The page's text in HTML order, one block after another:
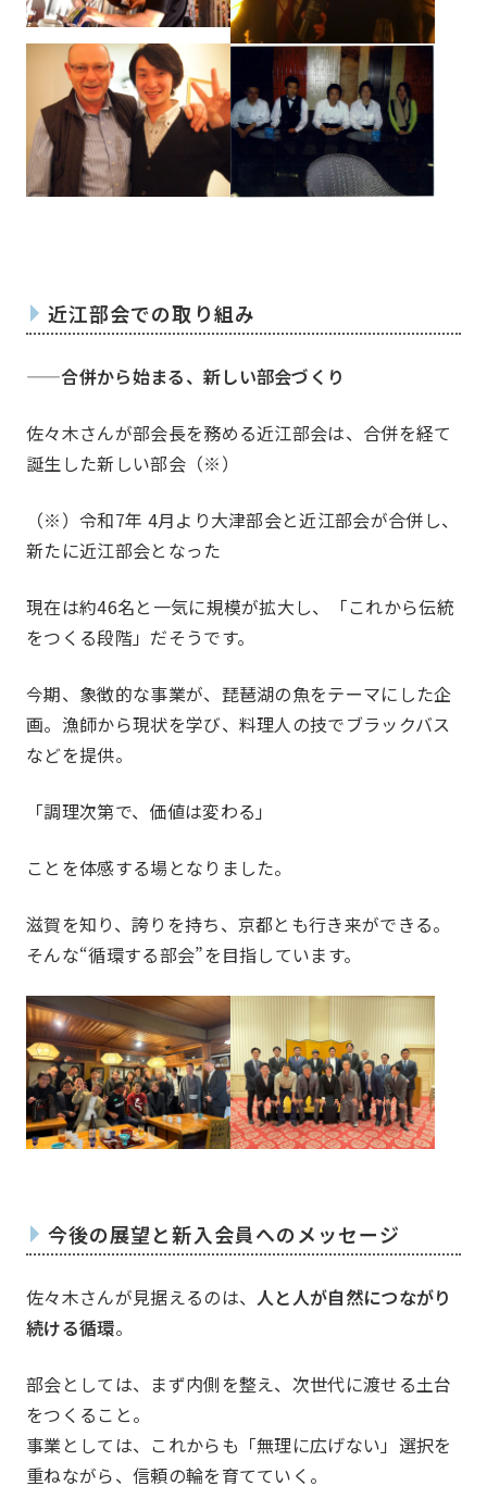
一覧を見る
シャンティ（ヨガ）
近江部会での取り組み
——合併から始まる、新しい部会づくり
佐々木さんが部会長を務める近江部会は、合併を経て
誕生した新しい部会（※）
（※）令和7年 4月より大津部会と近江部会が合併し、
新たに近江部会となった
現在は約46名と一気に規模が拡大し、「これから伝統
をつくる段階」だそうです。
今期、象徴的な事業が、琵琶湖の魚をテーマにした企
画。漁師から現状を学び、料理人の技でブラックバス
などを提供。
「調理次第で、価値は変わる」
ことを体感する場となりました。
滋賀を知り、誇りを持ち、京都とも行き来ができる。
そんな“循環する部会”を目指しています。
今後の展望と新入会員へのメッセージ
佐々木さんが見据えるのは、人と人が自然につながり
続ける循環。
部会としては、まず内側を整え、次世代に渡せる土台
をつくること。
事業としては、これからも「無理に広げない」選択を
重ねながら、信頼の輪を育てていく。